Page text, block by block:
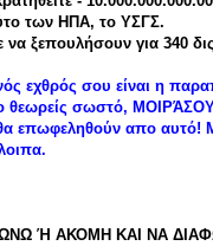
των ΗΠΑ, το ΥΣΓΣ.
ξεπουλήσουν για 340
εχθρός σου είναι η
θεωρείς σωστό,
επωφεληθούν απο αυτό!
Ή ΑΚΟΜΗ ΚΑΙ ΝΑ